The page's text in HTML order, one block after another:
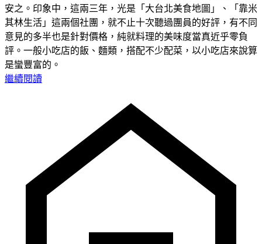
安之。印象中，這兩三年，光是「大台北美食地圖」、「靠米
其林生活」這兩個社團，就不止十次聽過團員的好評，有不同
意見的多半也是針對價格，純就料理的美味度當真近乎零負
評。一般小吃店的飯、麵類，搭配不少配菜，以小吃店來說算
是蠻豐富的。
繼續閱讀